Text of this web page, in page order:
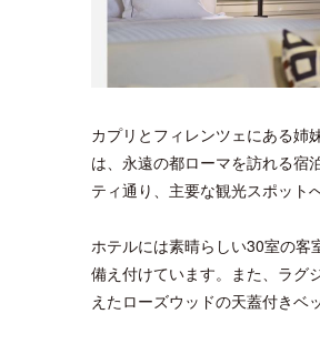
カプリとフィレンツェにある姉
は、永遠の都ローマを訪れる宿
ティ通り、主要な観光スポット
ホテルには素晴らしい30室の客
備え付けています。また、ラグ
えたローズウッドの天蓋付きベ